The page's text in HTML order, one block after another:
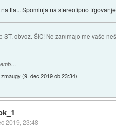
tla... Spominja na stereotipno
ST, obvoz. ŠIC! Ne zanimajo me vaše
zmaugy (9. dec 2019 ob 23:34)
2019, 23:48